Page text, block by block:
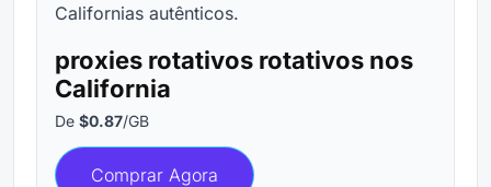
Californias autênticos.
proxies rotativos rotativos nos
California
De $0.87/GB
Comprar Agora